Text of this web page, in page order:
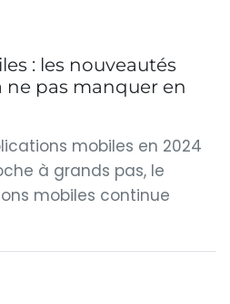
: les nouveautés
pas manquer en
mobiles en 2024
à grands pas, le
mobiles continue